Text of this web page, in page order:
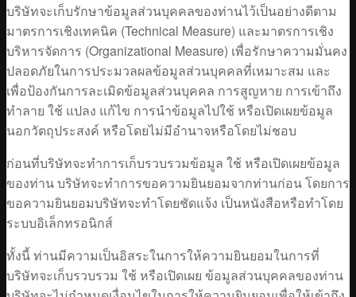
บริษัทจะเก็บรักษาข้อมูลส่วนบุคคลของท่านไว้เป็นอย่างดีตาม
มาตรการเชิงเทคนิค (Technical Measure) และมาตรการเชิง
บริหารจัดการ (Organizational Measure) เพื่อรักษาความมั่นคง
ปลอดภัยในการประมวลผลข้อมูลส่วนบุคคลที่เหมาะสม และ
เพื่อป้องกันการละเมิดข้อมูลส่วนบุคคล การสูญหาย การเข้าถึง
ทำลาย ใช้ แปลง แก้ไข การนำข้อมูลไปใช้ หรือเปิดเผยข้อมูล
นอกวัตถุประสงค์ หรือโดยไม่มีอำนาจหรือโดยไม่ชอบ
ก่อนที่บริษัทจะทำการเก็บรวบรวมข้อมูล ใช้ หรือเปิดเผยข้อมูล
ของท่าน บริษัทจะทำการขอความยินยอมจากท่านก่อน โดยการ
ขอความยินยอมบริษัทจะทำโดยชัดแจ้ง เป็นหนังสือหรือทำโดย
ระบบอิเล็กทรอนิกส์
ทั้งนี้ ท่านมีความเป็นอิสระในการให้ความยินยอมในการที่
บริษัทจะเก็บรวบรวม ใช้ หรือเปิดเผย ข้อมูลส่วนบุคคลของท่าน